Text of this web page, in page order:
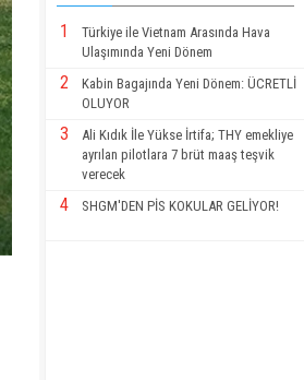
1
Türkiye ile Vietnam Arasında Hava
Ulaşımında Yeni Dönem
2
Kabin Bagajında Yeni Dönem: ÜCRETLİ
OLUYOR
3
Ali Kıdık İle Yükse İrtifa; THY emekliye
ayrılan pilotlara 7 brüt maaş teşvik
verecek
4 SHGM'DEN PİS KOKULAR GELİYOR!